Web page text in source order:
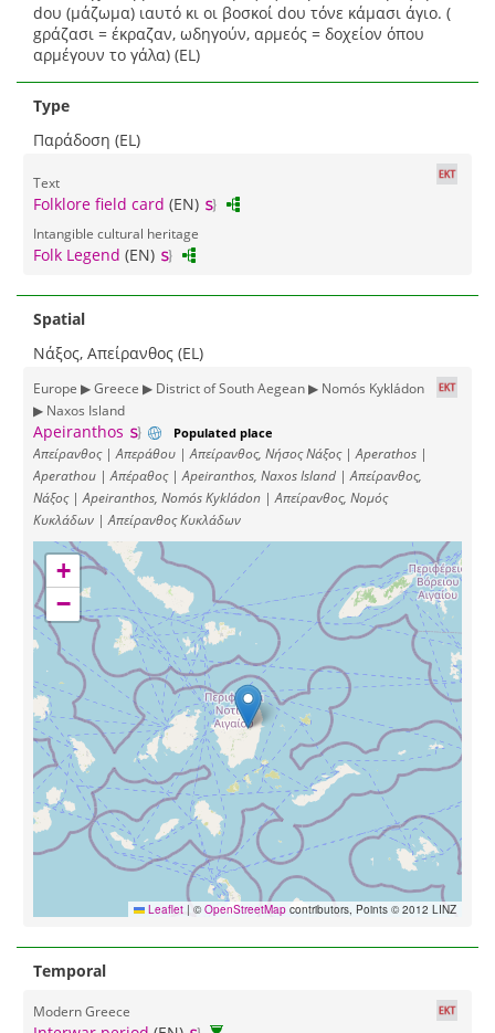
dου (μάζωμα) ιαυτό κι οι βοσκοί dου τόνε κάμασι άγιο. (
gράζασι = έκραζαν, ωδηγούν, αρμεός = δοχείον όπου
αρμέγουν το γάλα) (EL)
Type
Παράδοση (EL)
Text
Folklore field card (EN)
Intangible cultural heritage
Folk Legend (EN)
Spatial
Νάξος, Απείρανθος (EL)
Europe ▶ Greece ▶ District of South Aegean ▶ Nomós Kykládon
▶ Naxos Island
Apeiranthos Populated place
Απείρανθος | Απεράθου | Απείρανθος, Νήσος Νάξος | Aperathos |
Aperathou | Απέραθος | Apeiranthos, Naxos Island | Απείρανθος,
Νάξος | Apeiranthos, Nomós Kykládon | Απείρανθος, Νομός
Κυκλάδων | Απείρανθος Κυκλάδων
+
−
Leaflet | © OpenStreetMap contributors, Points © 2012 LINZ
Temporal
Modern Greece